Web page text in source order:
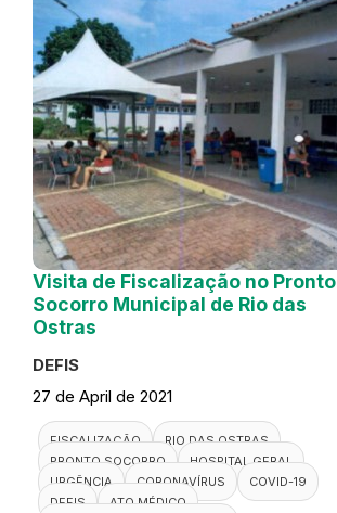
Visita de Fiscalização no Pronto
Socorro Municipal de Rio das
Ostras
DEFIS
27 de April de 2021
FISCALIZAÇÃO
RIO DAS OSTRAS
PRONTO SOCORRO
HOSPITAL GERAL
URGÊNCIA
CORONAVÍRUS
COVID-19
DEFIS
ATO MÉDICO